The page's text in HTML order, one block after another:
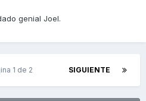
genial Joel.
SIGUIENTE
1 de 2